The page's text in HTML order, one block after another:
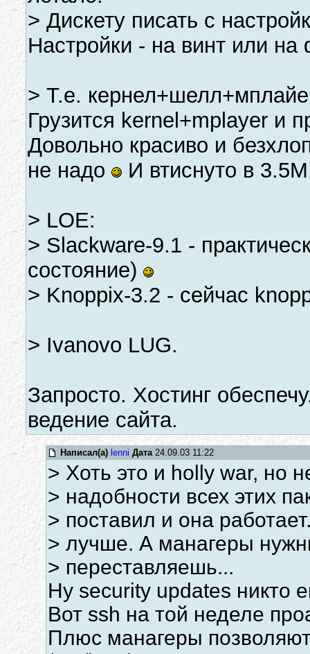
> Дискету писать с
Настройки - на винт или
> Т.е.
Грузится kernel+mplayer и
Довольно красиво и
не надо
И втиснуто в 3.5М
> LOE:
> Slackware-9.1 -
состояние)
> Knoppix-3.2 - сейчас
> Ivanovo LUG.
Запросто. Хостинг
ведение сайта.
Написал(а) lenni Дата24.09.03 11:22
> Хоть это и holly war, но
> надобности всех этих
> поставил и она
> лучше. А манагеры
> переставляешь...
Ну security updates никто
Вот ssh на той неделе
Плюс манагеры